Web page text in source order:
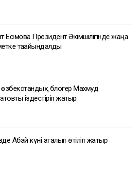
Есімова Президент Әкімшілігінде жаңа
тағайындалды
блогер Махмуд
іздестіріп жатыр
Абай күні аталып өтіліп жатыр